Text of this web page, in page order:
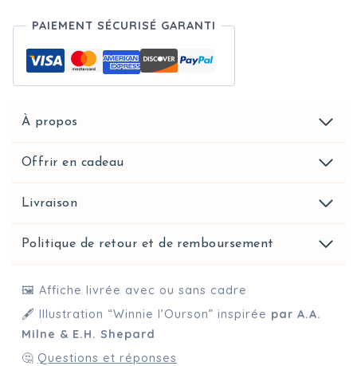
PAIEMENT SÉCURISÉ GARANTI
À propos
Offrir en cadeau
Livraison
Politique de retour et de remboursement
🖼️ Affiche livrée avec ou sans cadre
🖋️ Illustration “Winnie l’Ourson” inspirée par A.A.
Milne & E.H. Shepard
🤔 Questions et réponses